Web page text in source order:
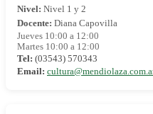
Nivel: Nivel 1 y 2
Docente: Diana Capovilla
Jueves 10:00 a 12:00
Martes 10:00 a 12:00
Tel: (03543) 570343
Email: